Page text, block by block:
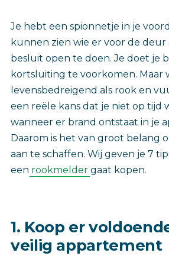
Je hebt een spionnetje in je
kunnen zien wie er voor de deur
besluit open te doen. Je doet je
kortsluiting te voorkomen. Maar
levensbedreigend als rook en
een reële kans dat je niet op tijd
wanneer er brand ontstaat in je
Daarom is het van groot belang
aan te schaffen. Wij geven je 7
een rookmelder gaat kopen.
1. Koop er
veilig appartement